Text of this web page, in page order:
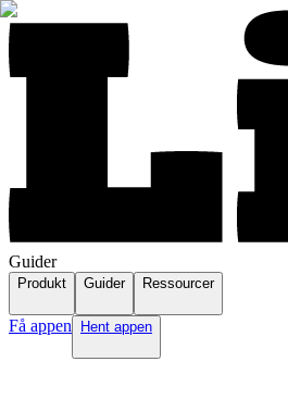
Guider
Produkt Guider Ressourcer
Få appen Hent appen